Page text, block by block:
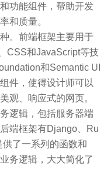
功能组件，帮助开发
和质量。
。前端框架主要用于
CSS和JavaScript等技
和Semantic UI
件，使得设计师可以
观、响应式的网页。
逻辑，包括服务器端
端框架有Django、Ru
了一系列的函数和
务逻辑，大大简化了